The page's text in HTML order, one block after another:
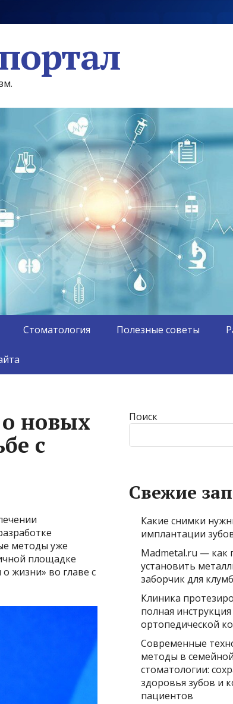
Стоматология Полезные советы
новых
с
методы уже
площадке
жизни» во главе с
Поиск
Свежие
Какие снимки
имплантации
Madmetal.ru — как
установить
заборчик для
Клиника
полная
ортопедической
Современные
методы в семейной
стоматологии:
здоровья зубов и
пациентов